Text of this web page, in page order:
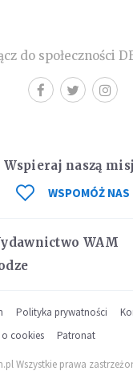
do społeczności
WAM
Wspieraj naszą
WSPOMÓŻ NAS
Polityka prywatności
cookies Patronat
Wszystkie prawa